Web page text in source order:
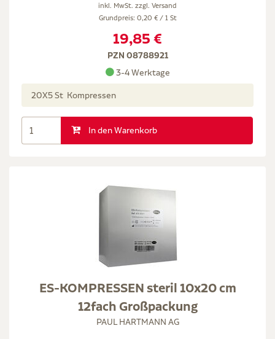
inkl. MwSt. zzgl. Versand
Grundpreis: 0,20 € / 1 St
19,85 €
PZN 08788921
3-4 Werktage
20X5 St Kompressen
In den Warenkorb
ES-KOMPRESSEN steril 10x20 cm
12fach Großpackung
PAUL HARTMANN AG